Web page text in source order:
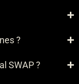
?
SWAP ?